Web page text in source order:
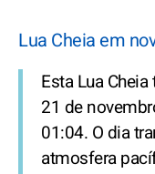
Lua Cheia em
Esta Lua
21 de
01:04. O dia
atmosfera